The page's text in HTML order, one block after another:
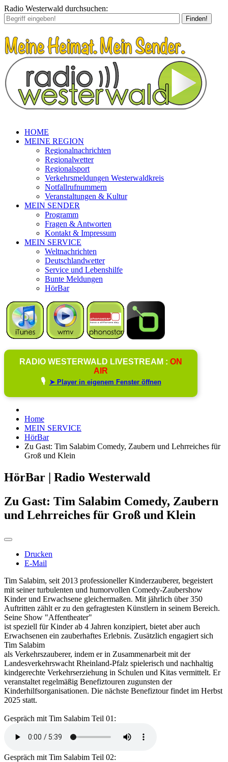
Radio Westerwald durchsuchen:
Finden!
HOME
MEINE REGION
Regionalnachrichten
Regionalwetter
Regionalsport
Verkehrsmeldungen Westerwaldkreis
Notfallrufnummern
Veranstaltungen & Kultur
MEIN SENDER
Programm
Fragen & Antworten
Kontakt & Impressum
MEIN SERVICE
Weltnachrichten
Deutschlandwetter
Service und Lebenshilfe
Bunte Meldungen
HörBar
RADIO WESTERWALD LIVESTREAM : ON
AIR
🎙️ ➤ Player in eigenem Fenster öffnen
Home
MEIN SERVICE
HörBar
Zu Gast: Tim Salabim Comedy, Zaubern und Lehrreiches für
Groß und Klein
HörBar | Radio Westerwald
Zu Gast: Tim Salabim Comedy, Zaubern
und Lehrreiches für Groß und Klein
Drucken
E-Mail
Tim Salabim, seit 2013 professioneller Kinderzauberer, begeistert
mit seiner turbulenten und humorvollen Comedy-Zaubershow
Kinder und Erwachsene gleichermaßen. Mit jährlich über 350
Auftritten zählt er zu den gefragtesten Künstlern in seinem Bereich.
Seine Show "Affentheater"
ist speziell für Kinder ab 4 Jahren konzipiert, bietet aber auch
Erwachsenen ein zauberhaftes Erlebnis. Zusätzlich engagiert sich
Tim Salabim
als Verkehrszauberer, indem er in Zusammenarbeit mit der
Landesverkehrswacht Rheinland-Pfalz spielerisch und nachhaltig
kindgerechte Verkehrserziehung in Schulen und Kitas vermittelt. Er
veranstaltet regelmäßig Benefiztouren zugunsten der
Kinderhilfsorganisationen. Die nächste Benefiztour findet im Herbst
2025 statt.
Gespräch mit Tim Salabim Teil 01:
Gespräch mit Tim Salabim Teil 02: